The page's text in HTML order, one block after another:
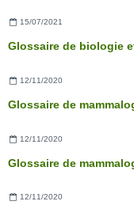
15/07/2021
Glossaire de biologie
12/11/2020
Glossaire de
12/11/2020
Glossaire de
12/11/2020